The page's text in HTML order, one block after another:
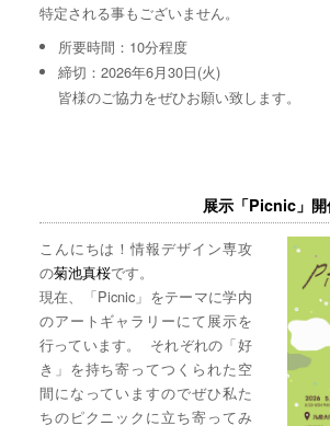
特定される事もございません。
所要時間：10分程度
締切：2026年6月30日(火)
皆様のご協力をぜひお願い致します。
展示「Picnic」
こんにちは！情報デザイン専攻
の菊池真桜です。
現在、「Picnic」をテーマに学内
のアートギャラリーにて展示を
行っています。 それぞれの「好
き」を持ち寄ってつくられた空
間になっていますのでぜひ私た
ちのピクニックに立ち寄ってみ